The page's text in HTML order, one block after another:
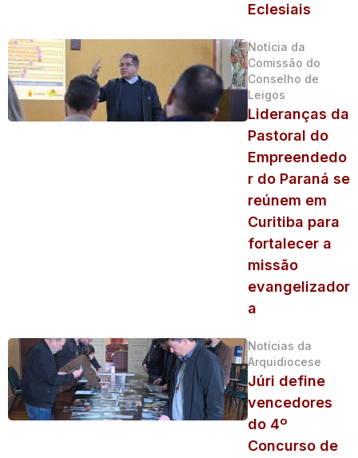
Eclesiais
Notícia da
Comissão do
Conselho de
Leigos
Lideranças da
Pastoral do
Empreendedo
r do Paraná se
reúnem em
Curitiba para
fortalecer a
missão
evangelizador
a
Notícias da
Arquidiocese
Júri define
vencedores
do 4º
Concurso de